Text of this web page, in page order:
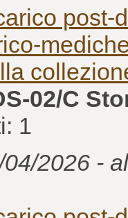
post-
02/C
1
2026 -